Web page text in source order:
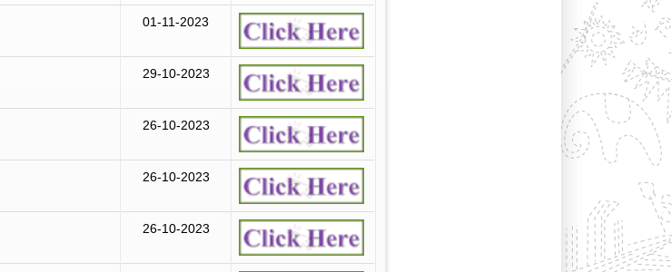
01-11-2023
29-10-2023
26-10-2023
26-10-2023
26-10-2023